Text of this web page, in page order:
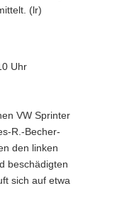
(lr)
Uhr
VW Sprinter
R.-Becher-
den linken
beschädigten
sich auf etwa